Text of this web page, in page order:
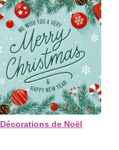
Décorations de Noël